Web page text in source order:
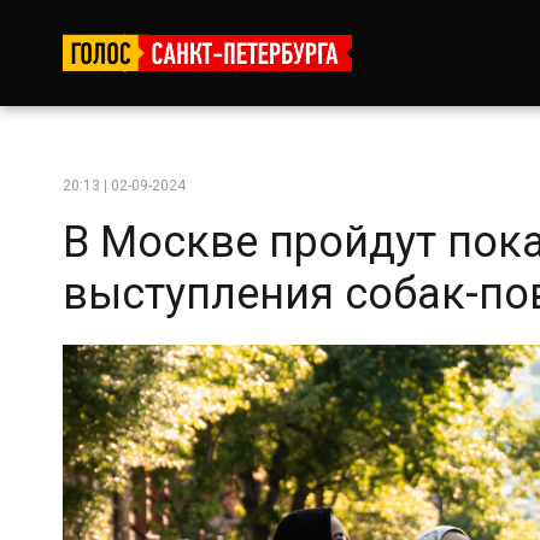
20:13 | 02-09-2024
В Москве пройдут
выступления собак-